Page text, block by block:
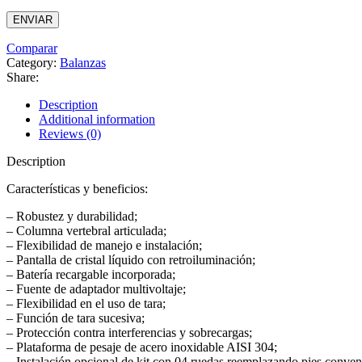
Comparar
Category: Balanzas
Share:
Description
Additional information
Reviews (0)
Description
Características y beneficios:
– Robustez y durabilidad;
– Columna vertebral articulada;
– Flexibilidad de manejo e instalación;
– Pantalla de cristal líquido con retroiluminación;
– Batería recargable incorporada;
– Fuente de adaptador multivoltaje;
– Flexibilidad en el uso de tara;
– Función de tara sucesiva;
– Protección contra interferencias y sobrecargas;
– Plataforma de pesaje de acero inoxidable AISI 304;